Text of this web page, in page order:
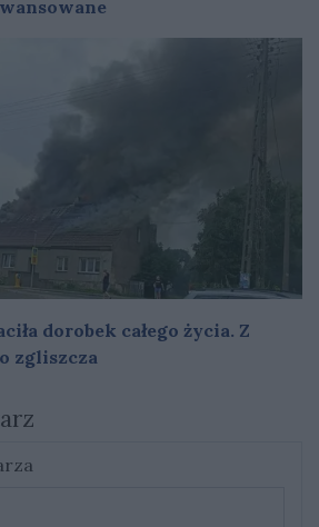
dorobek całego życia. Z
zgliszcza